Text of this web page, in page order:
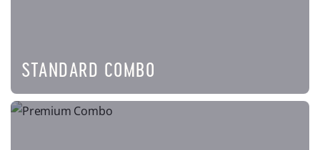
STANDARD COMBO